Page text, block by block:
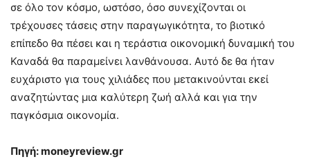
σε όλο τον κόσμο, ωστόσο, όσο συνεχίζονται οι
τρέχουσες τάσεις στην παραγωγικότητα, το βιοτικό
επίπεδο θα πέσει και η τεράστια οικονομική δυναμική του
Καναδά θα παραμείνει λανθάνουσα. Αυτό δε θα ήταν
ευχάριστο για τους χιλιάδες που μετακινούνται εκεί
αναζητώντας μια καλύτερη ζωή αλλά και για την
παγκόσμια οικονομία.
Πηγή: moneyreview.gr